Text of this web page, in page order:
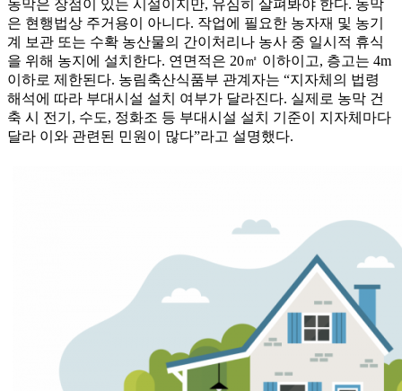
농막은 장점이 있는 시설이지만, 유심히 살펴봐야 한다. 농막
은 현행법상 주거용이 아니다. 작업에 필요한 농자재 및 농기
계 보관 또는 수확 농산물의 간이처리나 농사 중 일시적 휴식
을 위해 농지에 설치한다. 연면적은 20㎡ 이하이고, 층고는 4m
이하로 제한된다. 농림축산식품부 관계자는 “지자체의 법령
해석에 따라 부대시설 설치 여부가 달라진다. 실제로 농막 건
축 시 전기, 수도, 정화조 등 부대시설 설치 기준이 지자체마다
달라 이와 관련된 민원이 많다”라고 설명했다.